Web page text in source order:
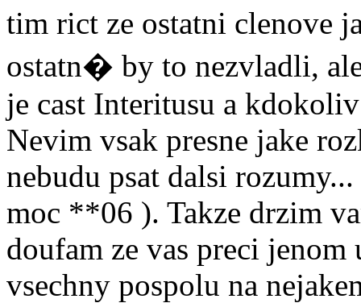
tim rict ze ostatni
ostatn� by to nezvladli,
je cast Interitusu a
Nevim vsak presne jake
nebudu psat dalsi
moc **06 ). Takze drzim
doufam ze vas preci
vsechny pospolu na